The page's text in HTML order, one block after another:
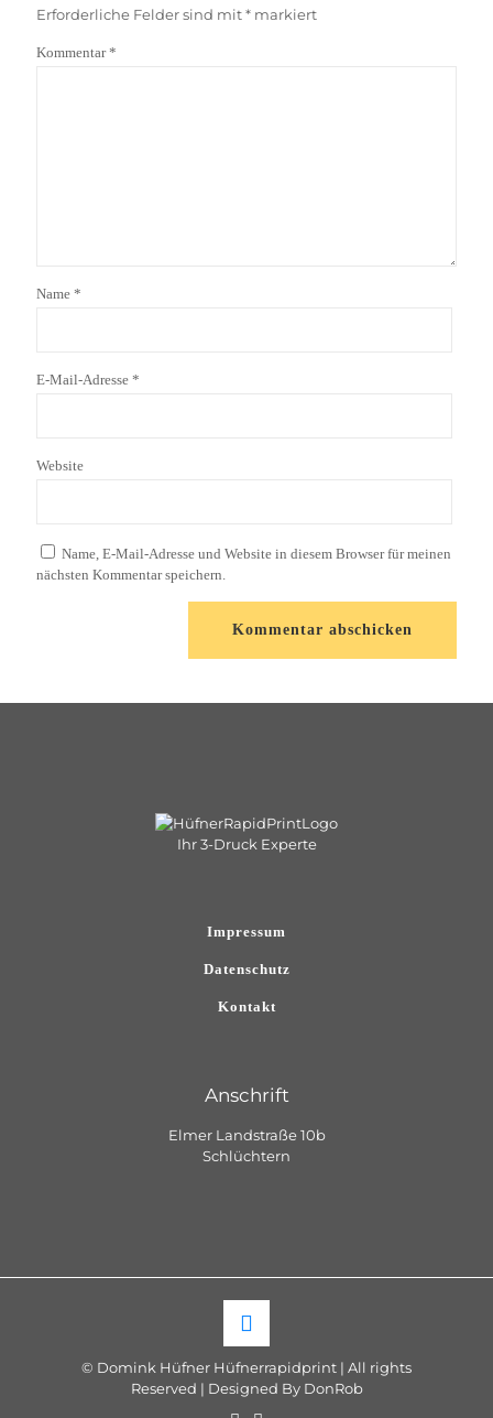
Erforderliche Felder sind mit* markiert
Kommentar*
Name *
E-Mail-Adresse *
Website
Name, E-Mail-Adresse und Website in diesem Browser für meinen
nächsten Kommentar speichern.
Ihr 3-Druck Experte
Impressum
Datenschutz
Kontakt
Anschrift
Elmer Landstraße 10b
Schlüchtern
© Domink Hüfner Hüfnerrapidprint | All rights
Reserved | Designed By DonRob